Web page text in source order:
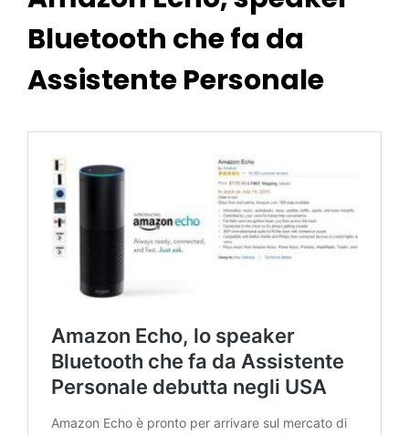
Bluetooth che fa da
Assistente Personale